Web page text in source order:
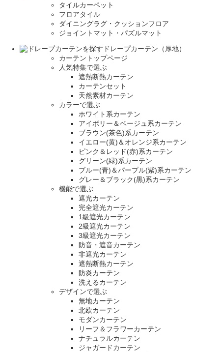
タイルカーペット
フロアタイル
ダイニングラグ・クッションフロア
ジョイントマット・パズルマット
ドレープカーテン（厚地）
カーテントップページ
人気特集で選ぶ
遮熱断熱カーテン
カーテンセット
天然素材カーテン
カラーで選ぶ
ホワイト系カーテン
アイボリー＆ベージュ系カーテン
ブラウン(茶色)系カーテン
イエロー(黄)＆オレンジ系カーテン
ピンク＆レッド(赤)系カーテン
グリーン(緑)系カーテン
ブルー(青)＆パープル(紫)系カーテン
グレー＆ブラック(黒)系カーテン
機能で選ぶ
遮光カーテン
完全遮光カーテン
1級遮光カーテン
2級遮光カーテン
3級遮光カーテン
防音・遮音カーテン
非遮光カーテン
遮熱断熱カーテン
防炎カーテン
洗えるカーテン
デザインで選ぶ
無地カーテン
北欧カーテン
モダンカーテン
リーフ＆フラワーカーテン
ナチュラルカーテン
ジャガードカーテン